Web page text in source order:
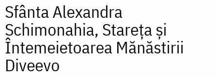
Sfânta Alexandra
Schimonahia, Stareța și
Întemeietoarea Mănăstirii
Diveevo